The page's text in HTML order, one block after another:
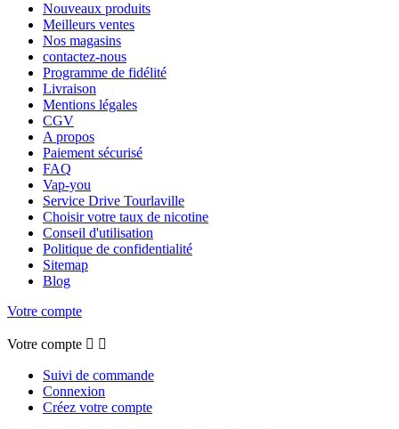
Nouveaux produits
Meilleurs ventes
Nos magasins
contactez-nous
Programme de fidélité
Livraison
Mentions légales
CGV
A propos
Paiement sécurisé
FAQ
Vap-you
Service Drive Tourlaville
Choisir votre taux de nicotine
Conseil d'utilisation
Politique de confidentialité
Sitemap
Blog
Votre compte
Votre compte  
Suivi de commande
Connexion
Créez votre compte